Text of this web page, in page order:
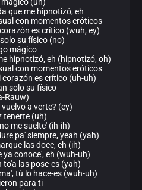
que me hipnotizó, eh
con momentos eróticos
es crítico (wuh, ey)
su físico (no)
mágico
hipnotizó, eh (hipnotizó, oh)
con momentos eróticos
corazón es crítico (uh-uh)
solo su físico
Rauw)
a verte? (ey)
tenerte (uh)
me suelte' (ih-ih)
pa' siempre, yeah (yah)
las doce, eh (ih)
ya conoce', eh (wuh-uh)
to'a las pose-es (yah)
tú lo hace-es (wuh-uh)
para ti